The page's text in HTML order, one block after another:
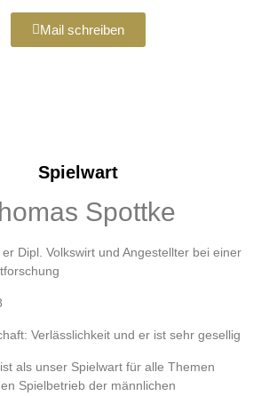
Mail schreiben
Spielwart
Spottke
Dipl. Volkswirt und Angestellter bei einer
Verlässlichkeit und er ist sehr gesellig
als unser Spielwart für alle Themen
Spielbetrieb der männlichen